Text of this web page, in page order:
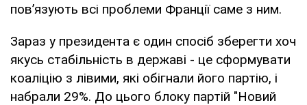
пов’язують всі проблеми Франції саме з ним.
Зараз у президента є один спосіб зберегти хоч
якусь стабільність в державі - це сформувати
коаліцію з лівими, які обігнали його партію, і
набрали 29%. До цього блоку партій "Новий